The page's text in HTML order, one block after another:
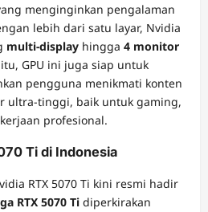
menginginkan pengalaman
lebih dari satu layar, Nvidia
multi-display hingga 4 monitor
GPU ini juga siap untuk
pengguna menikmati konten
ultra-tinggi, baik untuk gaming,
profesional.
Ti di Indonesia
RTX 5070 Ti kini resmi hadir
RTX 5070 Ti diperkirakan